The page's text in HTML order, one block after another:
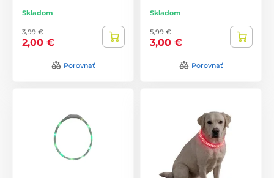
Skladom
3,99 €
2,00 €
Porovnať
Skladom
5,99 €
3,00 €
Porovnať